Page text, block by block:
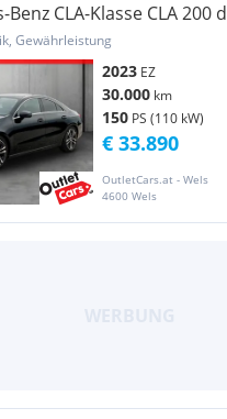
CLA-Klasse CLA 200 d
Gewährleistung
2023 EZ
30.000 km
150 PS (110 kW)
OutletCars.at - Wels
4600 Wels
€ 33.890